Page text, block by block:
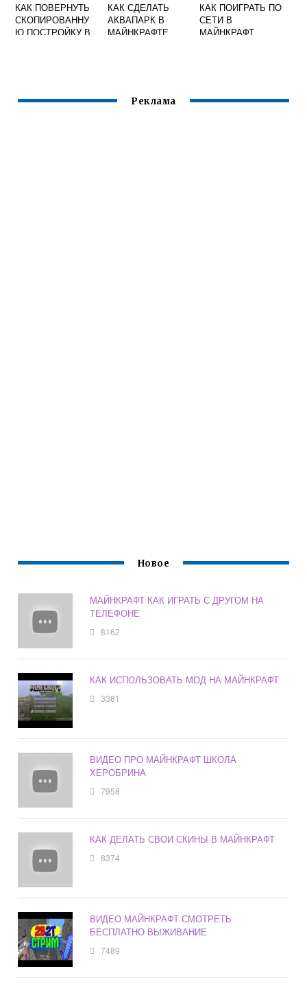
КАК ПОВЕРНУТЬ
СКОПИРОВАННУ
Ю ПОСТРОЙКУ В
КАК СДЕЛАТЬ
АКВАПАРК В
МАЙНКРАФТЕ
КАК ПОИГРАТЬ ПО
СЕТИ В
МАЙНКРАФТ
Реклама
Новое
МАЙНКРАФТ КАК ИГРАТЬ С ДРУГОМ НА
ТЕЛЕФОНЕ
8162
КАК ИСПОЛЬЗОВАТЬ МОД НА МАЙНКРАФТ
3381
ВИДЕО ПРО МАЙНКРАФТ ШКОЛА
ХЕРОБРИНА
7958
КАК ДЕЛАТЬ СВОИ СКИНЫ В МАЙНКРАФТ
8374
ВИДЕО МАЙНКРАФТ СМОТРЕТЬ
БЕСПЛАТНО ВЫЖИВАНИЕ
7489